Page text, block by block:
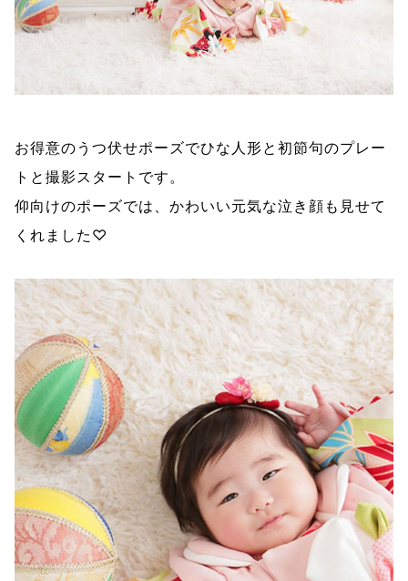
お得意のうつ伏せポーズでひな人形と初節句のプレー
トと撮影スタートです。
仰向けのポーズでは、かわいい元気な泣き顔も見せて
くれました♡